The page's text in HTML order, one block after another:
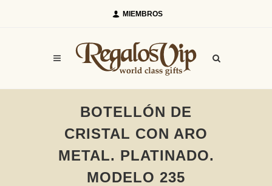
MIEMBROS
BOTELLÓN DE
CRISTAL CON ARO
METAL. PLATINADO.
MODELO 235